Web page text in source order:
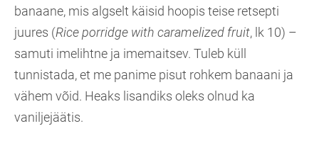
banaane, mis algselt käisid hoopis teise retsepti
juures (Rice porridge with caramelized fruit, lk 10) –
samuti imelihtne ja imemaitsev. Tuleb küll
tunnistada, et me panime pisut rohkem banaani ja
vähem võid. Heaks lisandiks oleks olnud ka
vaniljejäätis.